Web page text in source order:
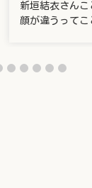
新垣結衣さん
顔が違うってこ